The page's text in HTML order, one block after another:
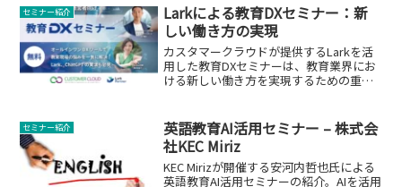
セミナー紹介
Larkによる教育DXセミナー：新
しい働き方の実現
カスタマークラウドが提供するLarkを活
用した教育DXセミナーは、教育業界にお
ける新しい働き方を実現するための重要
セミナー紹介
英語教育AI活用セミナー – 株式会
社KEC Miriz
KEC Mirizが開催する安河内哲也氏による
英語教育AI活用セミナーの紹介。AIを活用